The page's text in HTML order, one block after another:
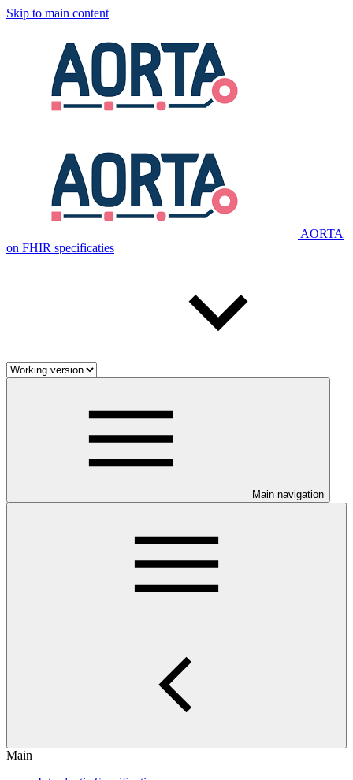
Skip to main content
AORTA
on FHIR specificaties
Main navigation
Main